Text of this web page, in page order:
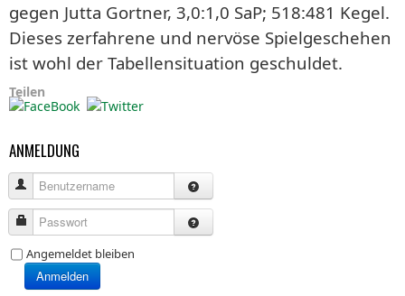
gegen Jutta Gortner, 3,0:1,0 SaP; 518:481 Kegel.
Dieses zerfahrene und nervöse Spielgeschehen
ist wohl der Tabellensituation geschuldet.
Teilen
ANMELDUNG
Benutzername
Passwort
Angemeldet bleiben
Anmelden